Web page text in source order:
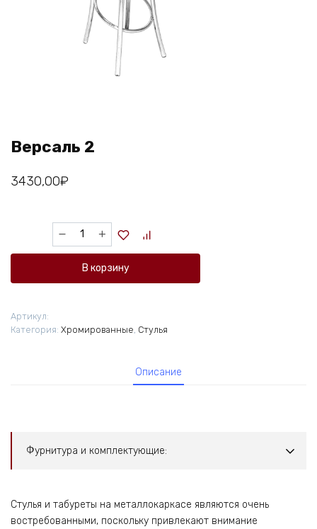
Версаль 2
3430,00₽
Количество
товара
В корзину
Артикул:
Категория: Xромированные, Стулья
Описание
Фурнитура и комплектующие:
Стулья и табуреты на металлокаркасе являются очень
востребованными, поскольку привлекают внимание